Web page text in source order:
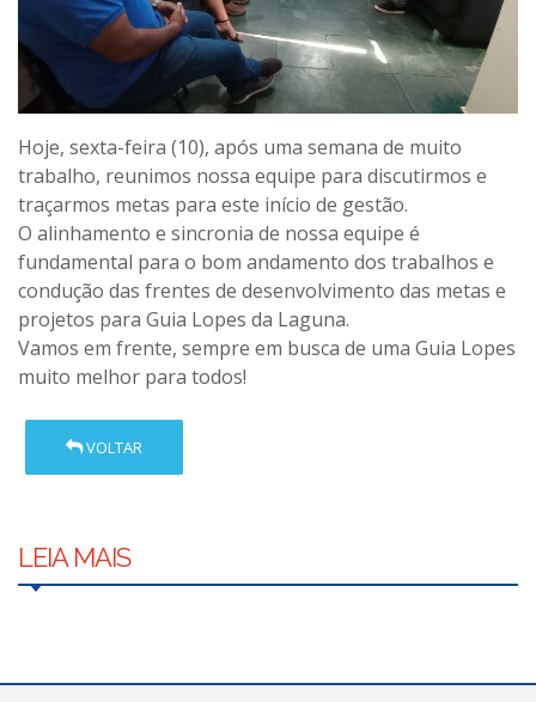
Hoje, sexta-feira (10), após uma semana de muito
trabalho, reunimos nossa equipe para discutirmos e
traçarmos metas para este início de gestão.
O alinhamento e sincronia de nossa equipe é
fundamental para o bom andamento dos trabalhos e
condução das frentes de desenvolvimento das metas e
projetos para Guia Lopes da Laguna.
Vamos em frente, sempre em busca de uma Guia Lopes
muito melhor para todos!
VOLTAR
LEIA MAIS